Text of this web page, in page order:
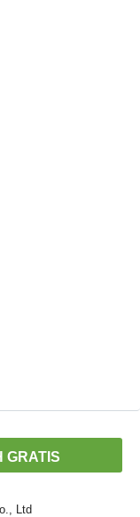
GRATIS
Ltd